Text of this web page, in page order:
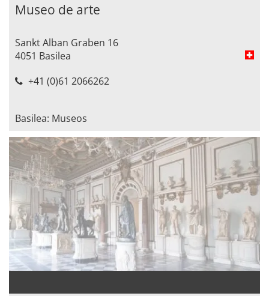
Museo de arte
Sankt Alban Graben 16
4051 Basilea
+41 (0)61 2066262
Basilea: Museos